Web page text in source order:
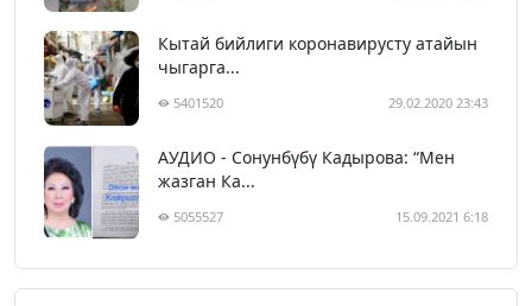
Кытай бийлиги коронавирусту атайын
чыгарга...
5401520 29.02.2020 23:43
АУДИО - Сонунбүбү Кадырова: “Мен
жазган Ка...
5055527 15.09.2021 6:18